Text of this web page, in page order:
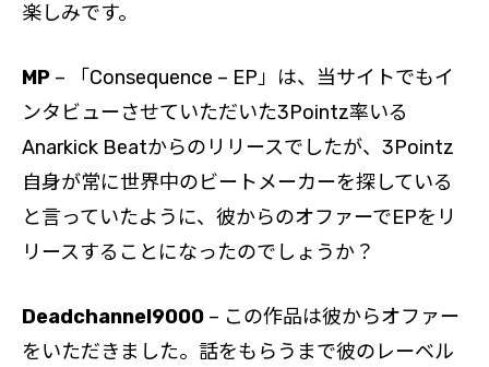
楽しみです。
MP – 「Consequence – EP」は、当サイトでもイ
ンタビューさせていただいた3Pointz率いる
Anarkick Beatからのリリースでしたが、3Pointz
自身が常に世界中のビートメーカーを探している
と言っていたように、彼からのオファーでEPをリ
リースすることになったのでしょうか？
Deadchannel9000 – この作品は彼からオファー
をいただきました。話をもらうまで彼のレーベル